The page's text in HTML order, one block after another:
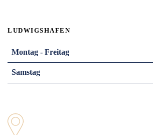
LUDWIGSHAFEN
Montag - Freitag
Samstag